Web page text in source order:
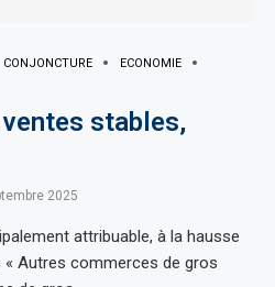
CONJONCTURE
ECONOMIE
stables,
2025
attribuable, à la hausse
Autres commerces de gros